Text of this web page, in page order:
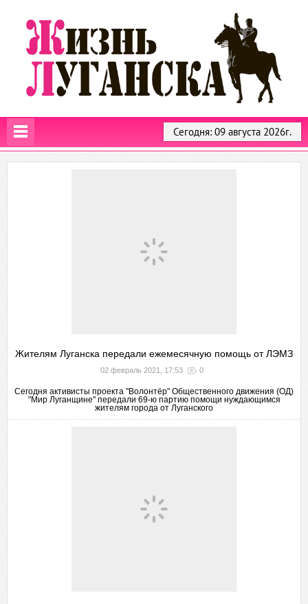
Сегодня: 09 августа 2026г.
Жителям Луганска передали ежемесячную помощь от ЛЭМЗ
02 февраль 2021, 17:53 0
Сегодня активисты проекта "Волонтёр" Общественного движения (ОД)
"Мир Луганщине" передали 69-ю партию помощи нуждающимся
жителям города от Луганского